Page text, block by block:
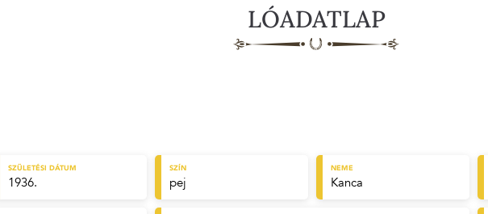
LÓADATLAP
SZÜLETÉSI DÁTUM
1936.
SZÍN
pej
NEME
Kanca